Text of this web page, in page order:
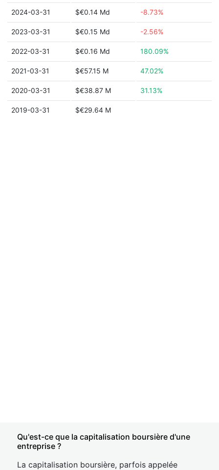
2024-03-31 $€0.14 Md -8.73%
2023-03-31 $€0.15 Md -2.56%
2022-03-31 $€0.16 Md 180.09%
2021-03-31 $€57.15 M 47.02%
2020-03-31 $€38.87 M 31.13%
2019-03-31 $€29.64 M
Qu'est-ce que la capitalisation boursière d'une
entreprise ?
La capitalisation boursière, parfois appelée